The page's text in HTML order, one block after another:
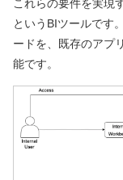
これらの要件を実現
というBIツールです
ードを、既存のアプ
能です。